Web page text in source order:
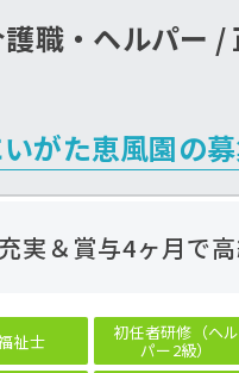
職・ヘルパー /
がた恵風園の
＆賞与4ヶ月で高
祉士 初任者研修（ヘル
パー2級）